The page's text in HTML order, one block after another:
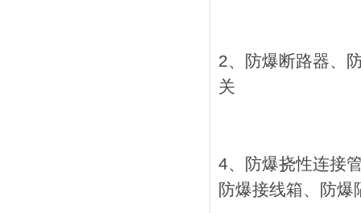
2、防爆断路器、
关
4、防爆挠性连接
防爆接线箱、防